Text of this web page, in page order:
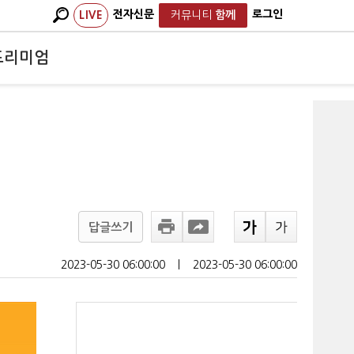
LIVE 전자신문 커뮤니티 함께 로그인
리미엄
답글쓰기
2023-05-30 06:00:00 2023-05-30 06:00:00